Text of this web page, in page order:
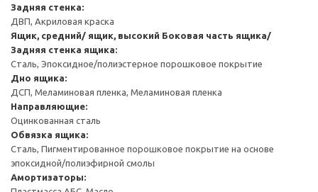
Задняя стенка:
ДВП, Акриловая краска
Ящик, средний/ ящик, высокий Боковая часть ящика/
Задняя стенка ящика:
Сталь, Эпоксидное/полиэстерное порошковое покрытие
Дно ящика:
ДСП, Меламиновая пленка, Меламиновая пленка
Направляющие:
Оцинкованная сталь
Обвязка ящика:
Сталь, Пигментированное порошковое покрытие на основе
эпоксидной/полиэфирной смолы
Амортизаторы: